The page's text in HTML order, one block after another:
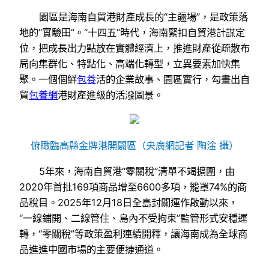
園區是海南自貿港財產成長的“主疆場”，是政策落
地的“實驗田”。“十四五”時代，海南緊扣自貿港計謀定
位，把成長出力點放在實體經濟上，推進財產從疏散布
局向集群化、特點化、高端化轉型，立異要素加快集
聚。一個個鮮包養活的企業故事、園區實行，勾畫出自
貿包養網港財產進級的活潑圖景。
俯瞰臨高縣金牌港開闢區（央廣網記者 陶淦 攝）
5年來，海南自貿港“零關稅”清單不竭擴圍，由
2020年首批169項商品增至6600多項，籠罩74%的商
品稅目。2025年12月18日全島封關運作啟動以來，
“一線鋪開、二線管住、島內不受拘束”監管形式安穩運
轉，“零關稅”等政策盈利連續開釋，讓海南成為全球商
品進進中國市場的主要便捷通道。